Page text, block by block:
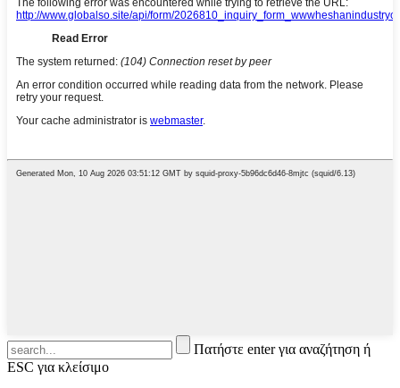
Πατήστε enter για αναζήτηση ή
ESC για κλείσιμο